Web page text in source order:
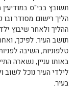
תשובץ בבי"ס
הליך רישום מסודר
ההליך ולאחר שיבוץ
תושב העיר. לפיכך,
טלפוניות, השיבה
באותו עניין, נשארה
לילדי העיר נוכל
בעיר.